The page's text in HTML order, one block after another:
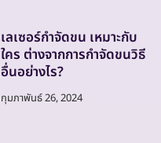
เลเซอร์กำจัดขน เหมาะกับ
ใคร ต่างจากการกำจัดขนวิธี
อื่นอย่างไร?
กุมภาพันธ์ 26, 2024